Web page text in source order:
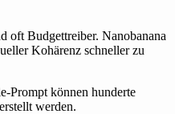
oft Budgettreiber. Nanobanana
Kohärenz schneller zu
Prompt können hunderte
werden.